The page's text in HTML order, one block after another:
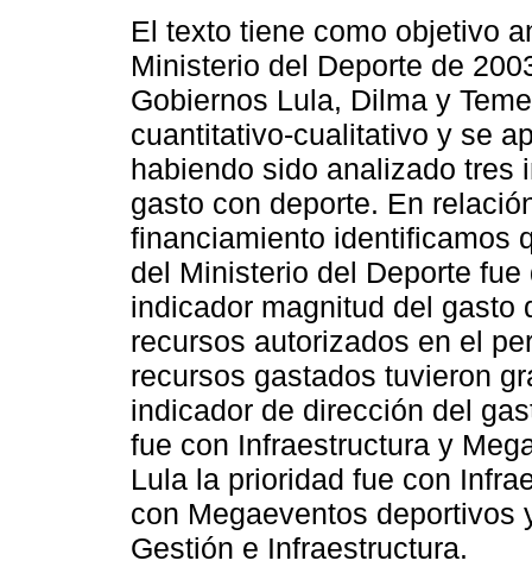
El texto tiene como objetivo
Ministerio del Deporte de
Gobiernos Lula, Dilma y
cuantitativo-cualitativo y se
habiendo sido analizado tres
gasto con deporte. En
financiamiento identificamos
del Ministerio del Deporte
indicador magnitud del gasto
recursos autorizados en el
recursos gastados tuvieron
indicador de dirección del
fue con Infraestructura y
Lula la prioridad fue con
con Megaeventos deportivos
Gestión e Infraestructura.